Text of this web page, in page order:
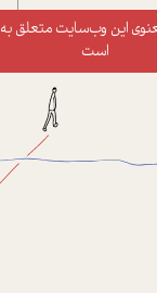
این وب‌سایت متعلق به
است